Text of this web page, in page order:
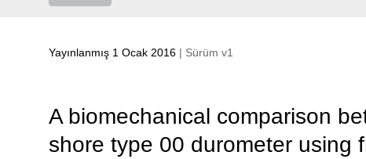
Yayınlanmış 1 Ocak 2016 | Sürüm v1
A biomechanical comparison
shore type 00 durometer using